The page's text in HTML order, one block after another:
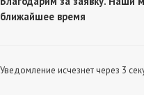
ближайшее время
Уведомление исчезнет через 3